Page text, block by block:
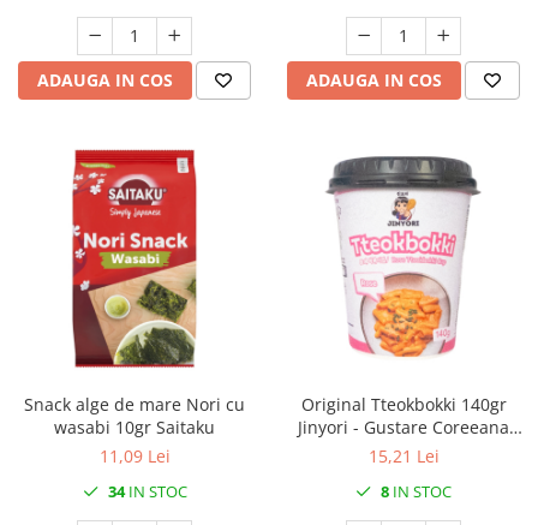
ADAUGA IN COS ADAUGA IN COS
Snack alge de mare Nori cu
wasabi 10gr Saitaku
11,09 Lei
34IN STOC
Original Tteokbokki 140gr
Jinyori - Gustare Coreeana
Rapida
15,21 Lei
8 IN STOC